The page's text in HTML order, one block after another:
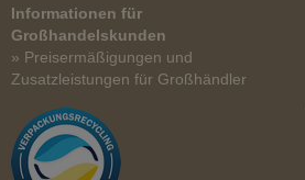
Informationen für
Großhandelskunden
» Preisermäßigungen und
Zusatzleistungen für Großhändler